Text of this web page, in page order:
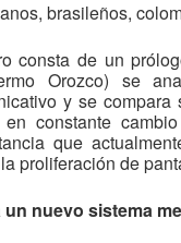
brasileños,
consta de un
Orozco) se
y se
en constante
que
proliferación de
un nuevo sistema